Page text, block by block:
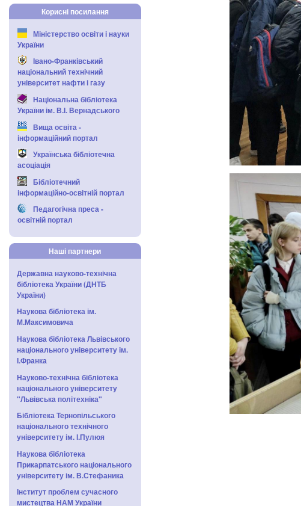
Корисні посилання
Міністерство освіти і науки
України
Івано-Франківський
національний технічний
університет нафти і газу
Національна бібліотека
України ім. В.І. Вернадського
Вища освіта -
інформаційний портал
Українська бібліотечна
асоціація
Бібліотечний
інформаційно-освітній портал
Педагогічна преса -
освітній портал
Наші партнери
Державна науково-технічна
бібліотека України (ДНТБ
України)
Наукова бібліотека ім.
М.Максимовича
Наукова бібліотека Львівського
національного університету ім.
І.Франка
Науково-технічна бібліотека
національного університету
"Львівська політехніка"
Бібліотека Тернопільського
національного технічного
університету ім. І.Пулюя
Наукова бібліотека
Прикарпатського національного
університету ім. В.Стефаника
Інститут проблем сучасного
мистецтва НАМ України